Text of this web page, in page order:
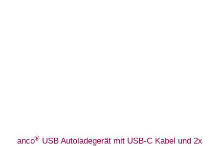
anco®USB Autoladegerät mit USB-C Kabel und 2x